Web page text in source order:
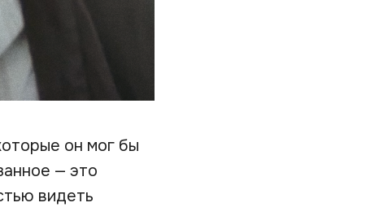
он мог бы
— это
видеть